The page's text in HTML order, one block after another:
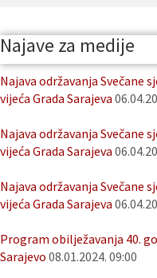
Najave za medije
Najava održavanja Svečane
vijeća Grada Sarajeva
Najava održavanja Svečane
vijeća Grada Sarajeva
Najava održavanja Svečane
vijeća Grada Sarajeva
Program obilježavanja 40.
Sarajevo 08.01.2024. 09:00